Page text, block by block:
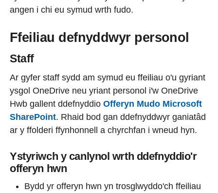
angen i chi eu symud wrth fudo.
Ffeiliau defnyddwyr personol
Staff
Ar gyfer staff sydd am symud eu ffeiliau o'u gyriant
ysgol OneDrive neu yriant personol i'w OneDrive
Hwb gallent ddefnyddio Offeryn Mudo Microsoft
SharePoint. Rhaid bod gan ddefnyddwyr ganiatâd
ar y ffolderi ffynhonnell a chyrchfan i wneud hyn.
Ystyriwch y canlynol wrth ddefnyddio'r
offeryn hwn
Bydd yr offeryn hwn yn trosglwyddo'ch ffeiliau